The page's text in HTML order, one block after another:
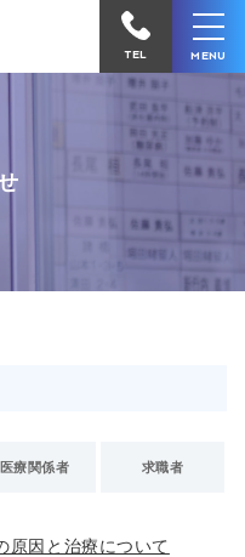
病
院
電
TEL MENU
医療関係者 求職者
原因と治療について